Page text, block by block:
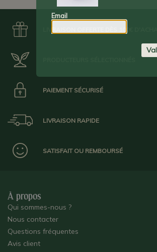
PAIEMENT SÉCURISÉ
LIVRAISON RAPIDE
SATISFAIT OU REMBOURSÉ
À propos
Qui sommes-nous ?
Nous contacter
Questions fréquentes
Avis client
Email